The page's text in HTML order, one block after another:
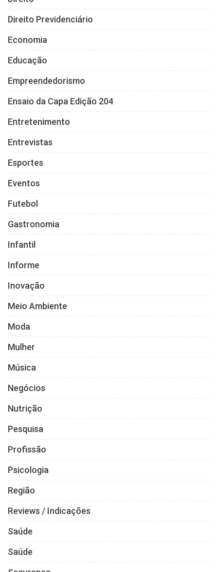
Direito Previdenciário
Economia
Educação
Empreendedorismo
Ensaio da Capa Edição 204
Entretenimento
Entrevistas
Esportes
Eventos
Futebol
Gastronomia
Infantil
Informe
Inovação
Meio Ambiente
Moda
Mulher
Música
Negócios
Nutrição
Pesquisa
Profissão
Psicologia
Região
Reviews / Indicações
Saúde
Saúde